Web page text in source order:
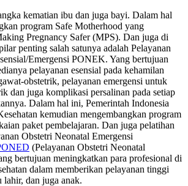
kematian ibu dan juga bayi. Dalam hal
program Safe Motherhood yang
Pregnancy Safer (MPS). Dan juga di
penting salah satunya adalah Pelayanan
Emergensi PONEK. Yang bertujuan
pelayanan esensial pada kehamilan
obstetrik, pelayanan emergensi untuk
dan juga komplikasi persalinan pada setiap
Dalam hal ini, Pemerintah Indonesia
kemudian mengembangkan program
paket pembelajaran. Dan juga pelatihan
Obstetri Neonatal Emergensi
(Pelayanan Obstetri Neonatal
bertujuan meningkatkan para profesional di
dalam memberikan pelayanan tinggi
lahir, dan juga anak.